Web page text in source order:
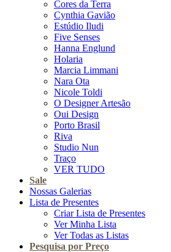
Cores da Terra
Cynthia Gavião
Estúdio Iludi
Five Senses
Hanna Englund
Holaria
Marcia Limmani
Nara Ota
Nicole Toldi
O Designer Artesão
Oui Design
Porto Brasil
Riva
Studio Nun
Traço
VER TUDO
Sale
Nossas Galerias
Lista de Presentes
Criar Lista de Presentes
Ver Minha Lista
Ver Todas as Listas
Pesquisa por Preço